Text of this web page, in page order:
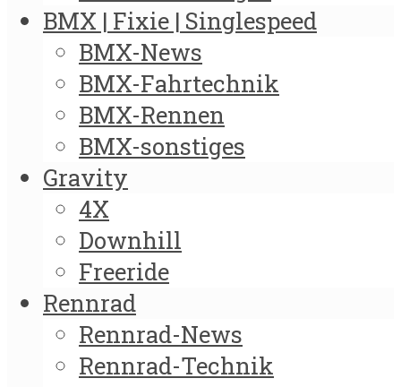
BMX | Fixie | Singlespeed
BMX-News
BMX-Fahrtechnik
BMX-Rennen
BMX-sonstiges
Gravity
4X
Downhill
Freeride
Rennrad
Rennrad-News
Rennrad-Technik